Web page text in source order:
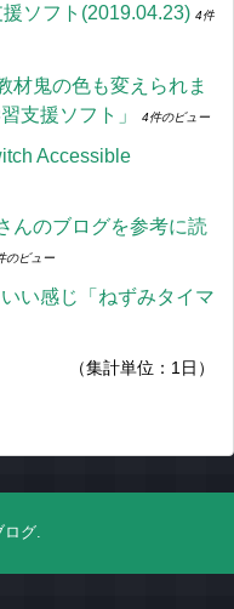
ソフト(2019.04.23) 4件
材鬼の色も変えられま
支援ソフト」
4件のビュー
Accessible
んのブログを参考に読
のビュー
い感じ「ねずみタイマ
（集計単位：1日）
ログ